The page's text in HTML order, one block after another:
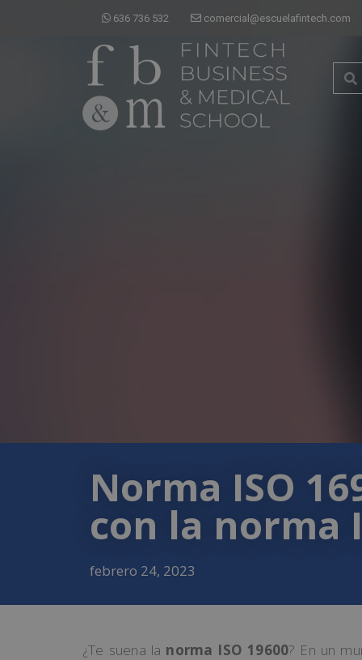
636 736 532 comercial@escuelafintech.com
Norma ISO
con la norma
febrero 24, 2023
¿Te suena la norma ISO 19600? En un